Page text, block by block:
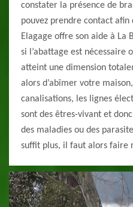
constater la présence de
pouvez prendre contact afin
Elagage offre son aide à La
si l’abattage est nécessaire
atteint une dimension
alors d’abîmer votre
canalisations, les lignes
sont des êtres-vivant et
des maladies ou des
suffit plus, il faut alors faire